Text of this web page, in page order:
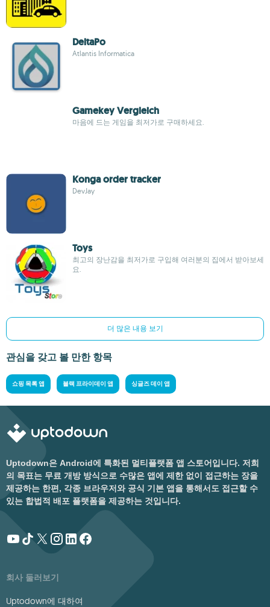
DeltaPo
Atlantis Informatica
Gamekey Vergleich
마음에 드는 게임을 최저가로 구매하세요.
Konga order tracker
DevJay
Toys
최고의 장난감을 최저가로 구입해 여러분의 집에서 받아보세
요.
더 많은 내용 보기
관심을 갖고 볼 만한 항목
쇼핑 목록 앱 블랙 프라이데이 앱 싱글즈 데이 앱
Uptodown은 Android에 특화된 멀티플랫폼 앱 스토어입니다. 저희
의 목표는 무료 개방 방식으로 수많은 앱에 제한 없이 접근하는 장을
제공하는 한편, 각종 브라우저와 공식 기본 앱을 통해서도 접근할 수
있는 합법적 배포 플랫폼을 제공하는 것입니다.
회사 둘러보기
Uptodown에 대하여